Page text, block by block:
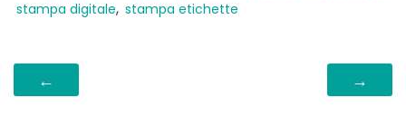
stampa digitale, stampa etichette
← →